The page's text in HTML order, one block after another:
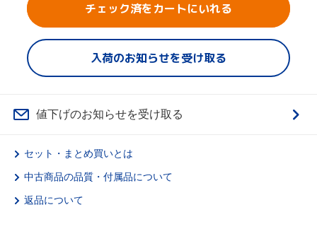
チェック済をカートにいれる
入荷のお知らせを受け取る
値下げのお知らせを受け取る
セット・まとめ買いとは
中古商品の品質・付属品について
返品について